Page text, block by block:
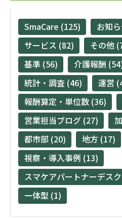
SmaCare (125)
お知
サービス (82)
その他
基準 (56)
介護報酬
統計・調査 (46)
運営
報酬算定・単位数 (36)
営業担当ブログ (27)
都市部 (20)
地方 (17)
視察・導入事例 (13)
スマケアパートナーデス
一体型 (1)